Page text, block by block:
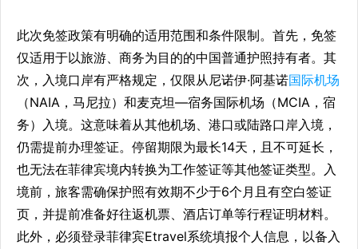
此次免签政策有明确的适用范围和条件限制。首先，免签
仅适用于以旅游、商务为目的的中国普通护照持有者。其
次，入境口岸有严格规定，仅限从尼诺伊·阿基诺国际机场
（NAIA，马尼拉）和麦克坦—宿务国际机场（MCIA，宿
务）入境。这意味着从其他机场、港口或陆路口岸入境，
仍需提前办理签证。停留期限为最长14天，且不可延长，
也无法在菲律宾境内转换为工作签证等其他签证类型。入
境前，旅客需确保护照有效期不少于6个月且有空白签证
页，并提前准备好往返机票、酒店订单等行程证明材料。
此外，必须登录菲律宾Etravel系统填报个人信息，以备入